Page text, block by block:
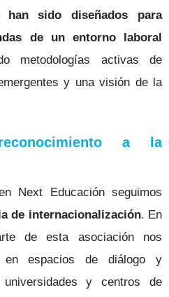
han sido diseñados para
de un entorno laboral
metodologías activas de
y una visión de la
a la
Next Educación seguimos
de internacionalización. En
de esta asociación nos
en espacios de diálogo y
y centros de